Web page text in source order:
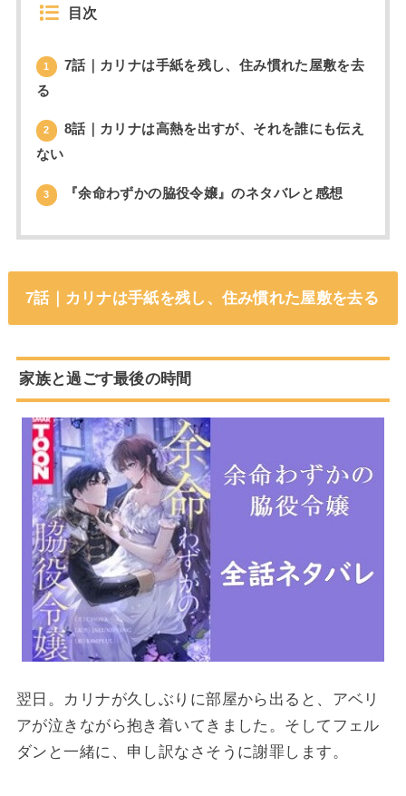
目次
1
7話｜カリナは手紙を残し、住み慣れた屋敷を去
る
2
8話｜カリナは高熱を出すが、それを誰にも伝え
ない
3 『余命わずかの脇役令嬢』のネタバレと感想
7話｜カリナは手紙を残し、住み慣れた屋敷を去る
家族と過ごす最後の時間
翌日。カリナが久しぶりに部屋から出ると、アベリ
アが泣きながら抱き着いてきました。そしてフェル
ダンと一緒に、申し訳なさそうに謝罪します。